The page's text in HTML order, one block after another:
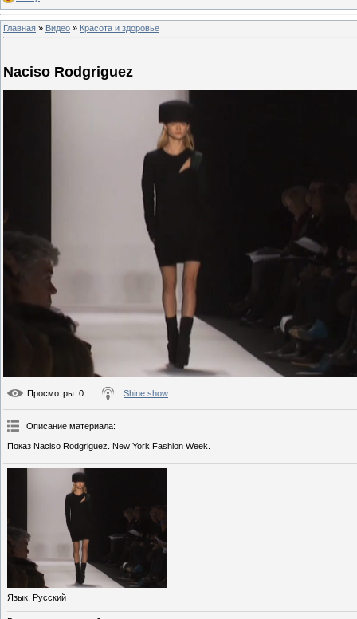
Главная » Видео » Красота и здоровье
Naciso Rodgriguez
Просмотры: 0 Shine show
Описание материала:
Показ Naciso Rodgriguez. New York Fashion Week.
Язык: Русский